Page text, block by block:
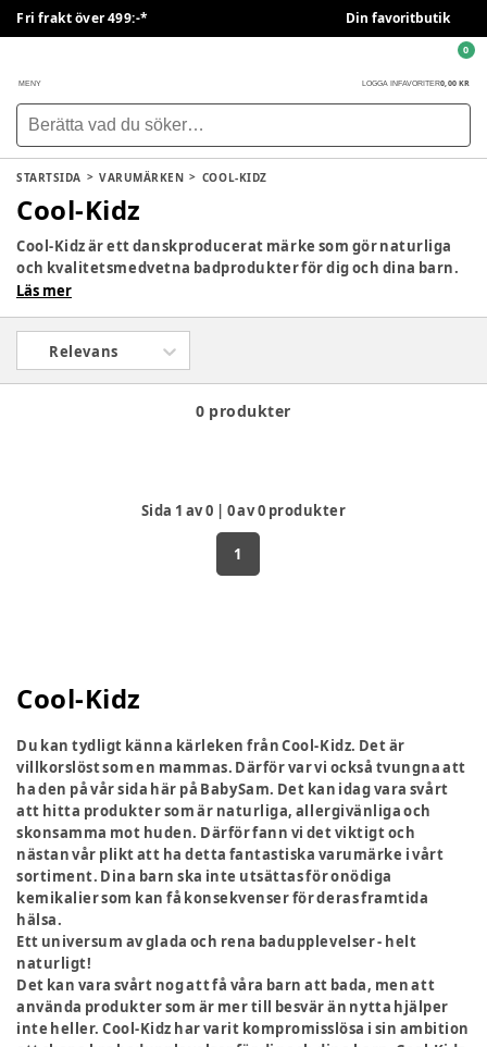
Fri frakt över 499:-* Din favoritbutik
MENY LOGGA IN FAVORITER0,00 KR
0
STARTSIDA VARUMÄRKEN COOL-KIDZ
Cool-Kidz
Cool-Kidz är ett danskproducerat märke som gör naturliga
och kvalitetsmedvetna badprodukter för dig och dina barn.
Alla deras produkter är utvecklade med fokus på barn och
andra kemikalier. Cool-Kidz strävar efter att vara 100 %
skonsam och naturlig för dina barn.
Läs mer
Relevans
0 produkter
Sida 1 av0 | 0av0 produkter
1
Cool-Kidz
Du kan tydligt känna kärleken från Cool-Kidz. Det är
villkorslöst som en mammas. Därför var vi också tvungna att
ha den på vår sida här på BabySam. Det kan idag vara svårt
att hitta produkter som är naturliga, allergivänliga och
skonsamma mot huden. Därför fann vi det viktigt och
nästan vår plikt att ha detta fantastiska varumärke i vårt
sortiment. Dina barn ska inte utsättas för onödiga
kemikalier som kan få konsekvenser för deras framtida
hälsa.
Ett universum av glada och rena badupplevelser - helt
naturligt!
Det kan vara svårt nog att få våra barn att bada, men att
använda produkter som är mer till besvär än nytta hjälper
inte heller. Cool-Kidz har varit kompromisslösa i sin ambition